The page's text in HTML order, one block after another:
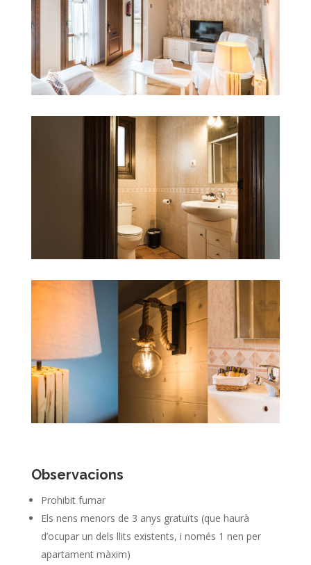
Observacions
Prohibit fumar
Els nens menors de 3 anys gratuïts (que haurà
d’ocupar un dels llits existents, i només 1 nen per
apartament màxim)